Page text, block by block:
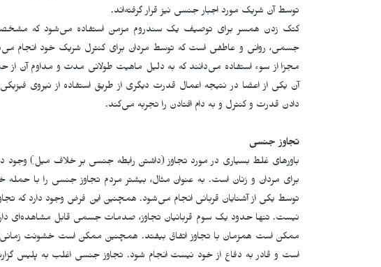
توسط آن شریک مورد اجبار جنسی نیز قرار گرفته­‌اند.
کتک زدن همسر برای توصیف یک سندروم مزمن استفاده می‌­شود که
جسمی، روانی و عاطفی است که توسط مردان برای کنترل شریک خود انجام
مجزا از سوء استفاده می‌دانند که به دلیل ماهیت طولانی مدت و مداوم آن از
آن یکی از اعضا در نتیجه اعمال قدرت دیگری از طریق استفاده از نیروی
دادن قدرت و کنترل و به دام افتادن را تجربه می‌کند.
تجاوز جنسی
باورهای غلط بسیاری در مورد تجاوز (داشتن رابطه جنسی بر خلاف میل) وجود
برای مردان و زنان است. به عنوان مثال، بیشتر مردم تجاوز جنسی را با حمله
توسط یکی از آشنایان قربانی انجام می‌­شود. همچنین این فرض وجود دارد که
نیست. تنها حدود یک سوم قربانیان تجاوز، صدمات جسمی قابل مشاهده‌­ای
ممکن است همزمان با تجاوز اتفاق بیفتد. همچنین ممکن است خشونت زمانی
است و قادر به دفاع از خود نیست انجام ‌شود. تجاوز جنسی اغلب به پلیس